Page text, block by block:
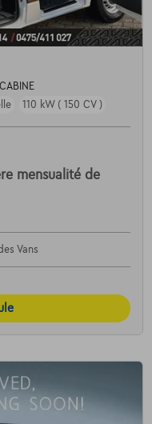
110 kW ( 150 CV )
mensualité de
Vans